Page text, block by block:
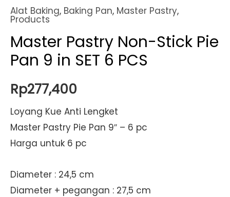
Alat Baking, Baking Pan, Master Pastry,
Products
Master Pastry Non-Stick Pie
Pan 9 in SET 6 PCS
Rp277,400
Loyang Kue Anti Lengket
Master Pastry Pie Pan 9″ – 6 pc
Harga untuk 6 pc
Diameter : 24,5 cm
Diameter + pegangan : 27,5 cm